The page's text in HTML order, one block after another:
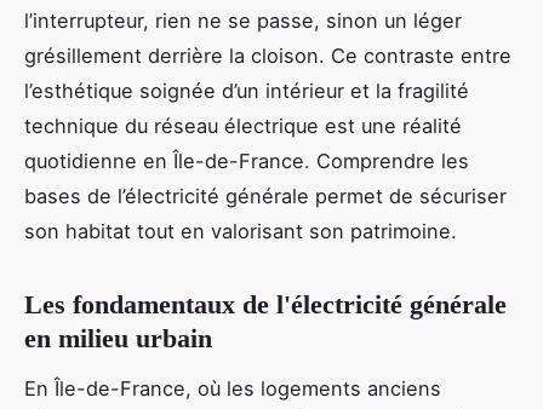
l’interrupteur, rien ne se passe, sinon un léger
grésillement derrière la cloison. Ce contraste entre
l’esthétique soignée d’un intérieur et la fragilité
technique du réseau électrique est une réalité
quotidienne en Île-de-France. Comprendre les
bases de l’électricité générale permet de sécuriser
son habitat tout en valorisant son patrimoine.
Les fondamentaux de l'électricité générale
en milieu urbain
En Île-de-France, où les logements anciens